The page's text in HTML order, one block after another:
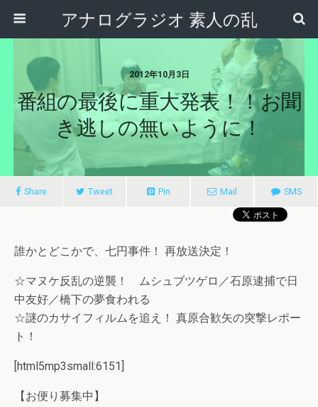
アナログラジオ 素人の乱
2012年10月3日
番組の最後に重大発表！！お聞
き逃しの無いように！
Share Tweet Pin Mail SMS
誰かとどこかで、七円事件！ 再放送決定！
☆マヌケ反乱の逆襲！ ムシュブツゲロ／石原逮捕で日
中友好／橋下の夢食われる
☆謎のカサイフィルムを追え！ 真原合歓矢の突撃レポー
ト！
[html5mp3small:6151]
【お便り募集中】